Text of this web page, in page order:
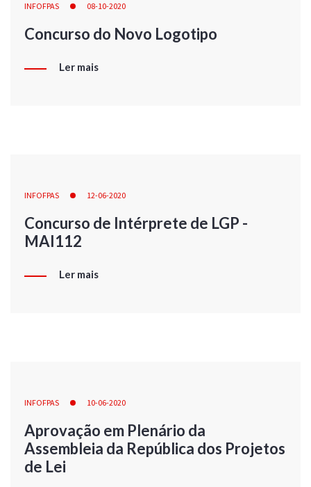
INFOFPAS 08-10-2020
Concurso do Novo Logotipo
Ler mais
INFOFPAS 12-06-2020
Concurso de Intérprete de LGP -
MAI112
Ler mais
INFOFPAS 10-06-2020
Aprovação em Plenário da
Assembleia da República dos Projetos
de Lei